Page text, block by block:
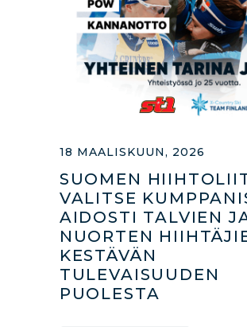
18 MAALISKUUN, 2026
SUOMEN
VALITSE
AIDOSTI TALVIEN
NUORTEN
KESTÄVÄN
TULEVAISUUDEN
PUOLESTA